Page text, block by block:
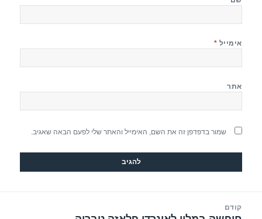
אימייל *
אתר
שמור בדפדפן זה את השם, האימייל והאתר שלי לפעם הבאה שאגיב.
קודם